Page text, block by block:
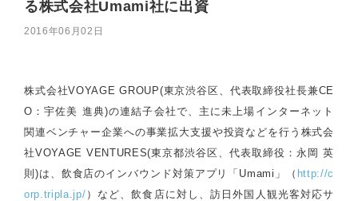
る株式会社Umami社に出資
2016年06月02日
株式会社VOYAGE GROUP(東京渋谷区、代表取締役社長兼CE
O：宇佐美 進典)の連結子会社で、主に未上場インターネット
関連ベンチャー企業への事業拡大支援や投資などを行う株式会
社VOYAGE VENTURES(東京都渋谷区、代表取締役：永岡 英
則)は、飲食店のインバウンド対策アプリ「Umami」（ http://c
orp.tripla.jp/ ）など、飲食店に対し、訪日外国人観光客対応サ